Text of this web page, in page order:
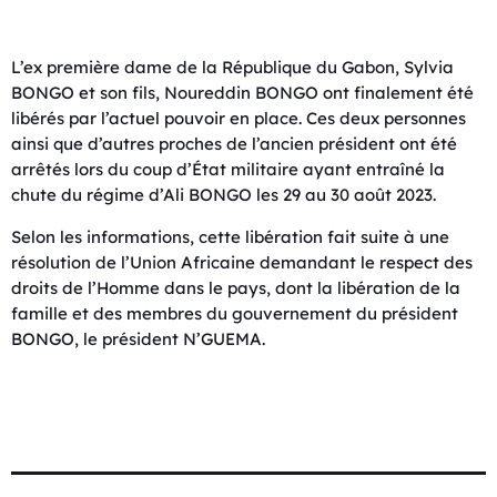
L’ex première dame de la République du Gabon, Sylvia
BONGO et son fils, Noureddin BONGO ont finalement été
libérés par l’actuel pouvoir en place. Ces deux personnes
ainsi que d’autres proches de l’ancien président ont été
arrêtés lors du coup d’État militaire ayant entraîné la
chute du régime d’Ali BONGO les 29 au 30 août 2023.
Selon les informations, cette libération fait suite à une
résolution de l’Union Africaine demandant le respect des
droits de l’Homme dans le pays, dont la libération de la
famille et des membres du gouvernement du président
BONGO, le président N’GUEMA.